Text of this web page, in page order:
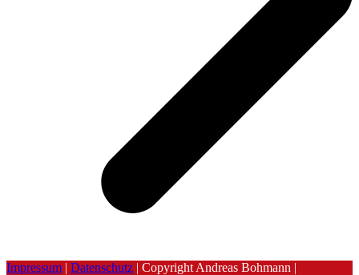
Impressum | Datenschutz | Copyright Andreas Bohmann |